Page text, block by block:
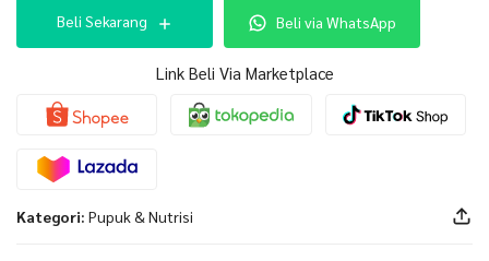
Tanaman
Anti
Rontok
Beli Sekarang Beli via WhatsApp
Link Beli Via Marketplace
Kategori: Pupuk & Nutrisi